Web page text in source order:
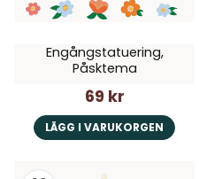
Engångstatuering,
Påsktema
69 kr
LÄGG I VARUKORGEN